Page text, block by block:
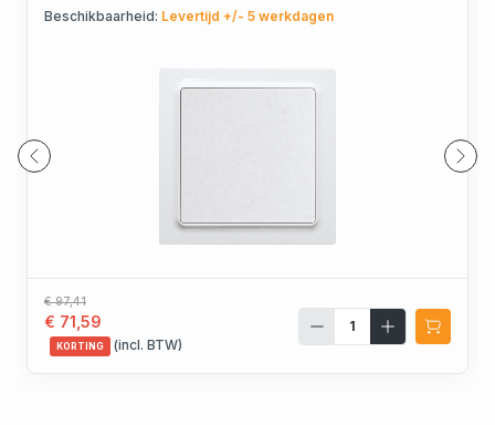
Beschikbaarheid: Levertijd +/- 5 werkdagen
€ 97,41
€ 71,59
KORTING (incl. BTW)